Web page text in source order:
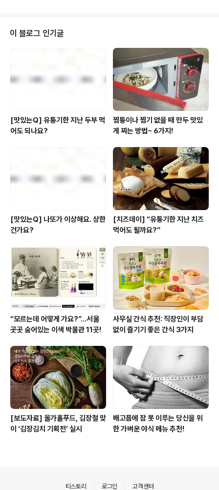
다. 다소 화려함이 떨어질지는 몰라도 자연 그대로의 포근
함을 느낄 수 있는 그곳. 저 풀반장도 당장 떠나고 싶네요! ^
^ 함께 가시고 싶은 분? 전남 화순군 모후산 숲길 어머니 품
처럼 포근한 그 길 얼마나 포근하고 은혜로운 숲이기에 산
이름이 아예 ‘모후산’일까? 이 이름에는 고려시대부터 내려
오는 전설이 들어 있다. ..
이 블로그 인기글
[맛있는Q] 유통기한 지난 두부 먹
어도 되나요?
찜통이나 찜기 없을 때 만두 맛있
게 찌는 방법~ 6가지!
[맛있는Q] 나또가 이상해요. 상한
건가요?
[치즈데이] “유통기한 지난 치즈
먹어도 될까요?”
“모르는데 어떻게 가요?”...서울
곳곳 숨어있는 이색 박물관 11곳!
사무실 간식 추천: 직장인이 부담
없이 즐기기 좋은 간식 3가지
[보도자료] 올가홀푸드, 김장철 맞
이 ‘김장김치 기획전’ 실시
배고픔에 잠 못 이루는 당신을 위
한 가벼운 야식 메뉴 추천!
티스토리 로그인 고객센터